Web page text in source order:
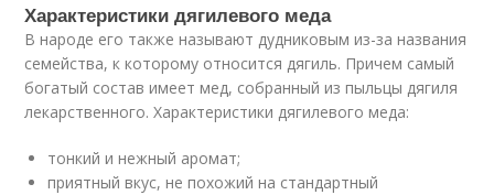
Характеристики дягилевого меда
В народе его также называют дудниковым из-за названия
семейства, к которому относится дягиль. Причем самый
богатый состав имеет мед, собранный из пыльцы дягиля
лекарственного. Характеристики дягилевого меда:
тонкий и нежный аромат;
приятный вкус, не похожий на стандартный